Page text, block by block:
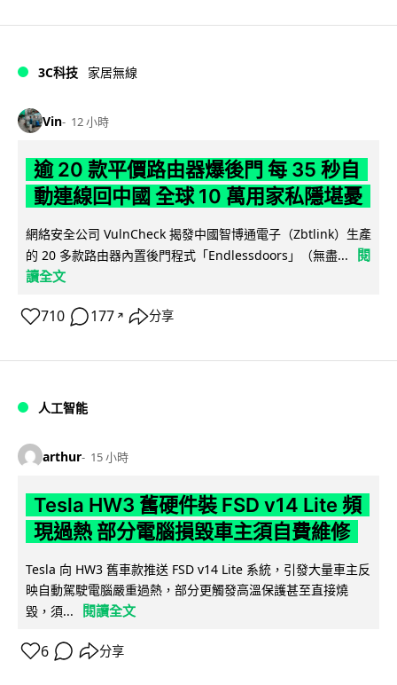
3C科技 家居無線
Vin 12 小時
逾 20 款平價路由器爆後門 每 35 秒自
動連線回中國 全球 10 萬用家私隱堪憂
網絡安全公司 VulnCheck 揭發中國智博通電子（Zbtlink）生產
的 20 多款路由器內置後門程式「Endlessdoors」（無盡...
閱
讀全文
710 177 ↗ 分享
人工智能
arthur 15 小時
Tesla HW3 舊硬件裝 FSD v14 Lite 頻
現過熱 部分電腦損毀車主須自費維修
Tesla 向 HW3 舊車款推送 FSD v14 Lite 系統，引發大量車主反
映自動駕駛電腦嚴重過熱，部分更觸發高溫保護甚至直接燒
毀，須...
閱讀全文
6 分享